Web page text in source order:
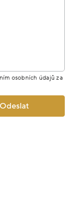
osobních údajů za
Odeslat